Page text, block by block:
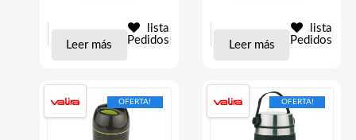
Leer más
lista
Pedidos
Leer más
lista
Pedidos
OFERTA! OFERTA!